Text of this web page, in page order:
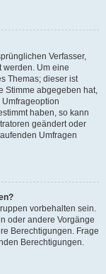
Verfasser,
werden. Um eine
Themas; dieser ist
Stimme abgegeben hat,
haben, so kann
geändert oder
Umfragen
vorbehalten sein.
oder andere Vorgänge
Berechtigungen. Frage
Berechtigungen.